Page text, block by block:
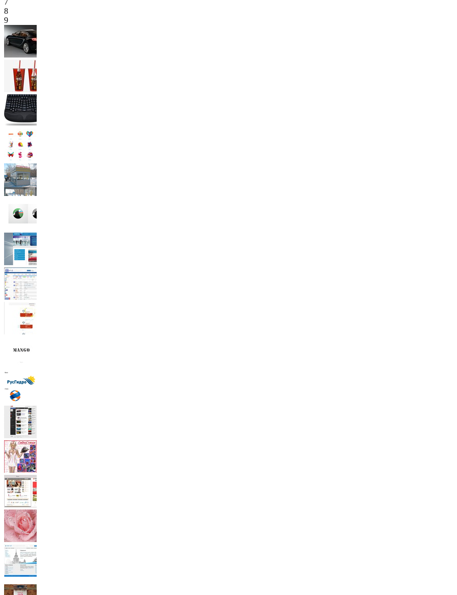
7
8
9